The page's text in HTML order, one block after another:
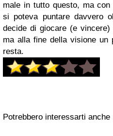
male in tutto questo, ma
si poteva puntare davvero
decide di giocare (e
ma alla fine della visione un
resta.
Potrebbero interessarti anche